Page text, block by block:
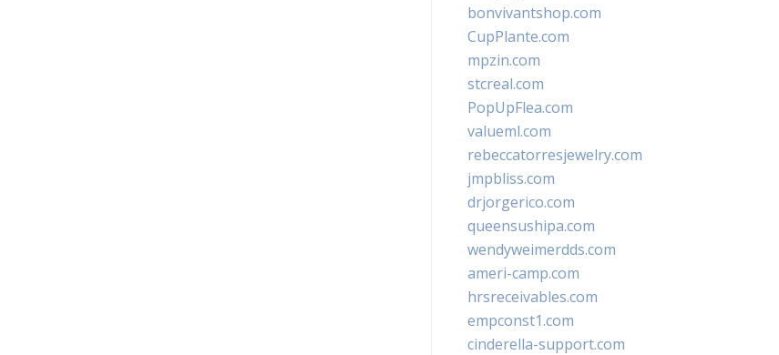
bonvivantshop.com
CupPlante.com
mpzin.com
stcreal.com
PopUpFlea.com
valueml.com
rebeccatorresjewelry.com
jmpbliss.com
drjorgerico.com
queensushipa.com
wendyweimerdds.com
ameri-camp.com
hrsreceivables.com
empconst1.com
cinderella-support.com